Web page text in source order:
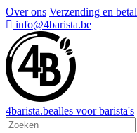
Over ons Verzending en
info@4barista.be
4barista.bealles voor barista's